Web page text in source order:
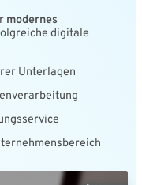
modernes
digitale
Unterlagen